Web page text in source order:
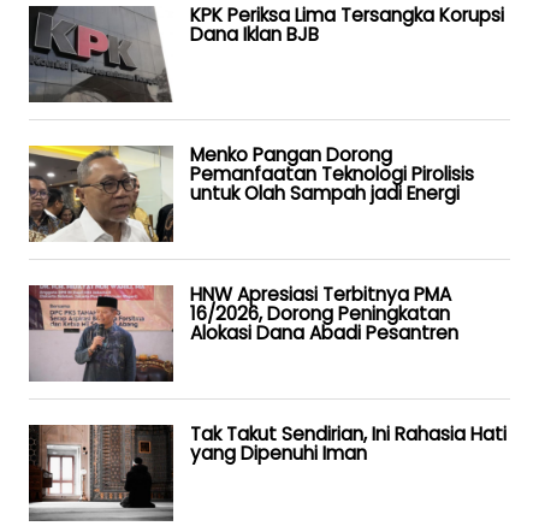
KPK Periksa Lima Tersangka Korupsi
Dana Iklan BJB
Menko Pangan Dorong
Pemanfaatan Teknologi Pirolisis
untuk Olah Sampah jadi Energi
HNW Apresiasi Terbitnya PMA
16/2026, Dorong Peningkatan
Alokasi Dana Abadi Pesantren
Tak Takut Sendirian, Ini Rahasia Hati
yang Dipenuhi Iman